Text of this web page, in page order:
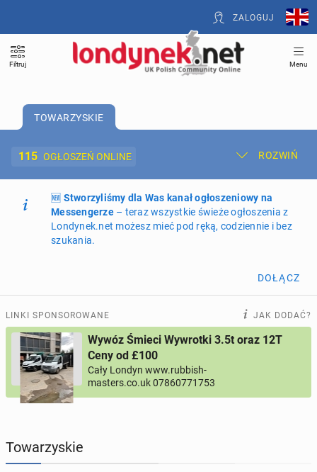
ZALOGUJ
Filtruj Menu
TOWARZYSKIE
115 OGŁOSZEŃ ONLINE ROZWIŃ
Dodaj ogłoszenie Moje ogłoszenia
Oferta i cennik ogłoszeń
ogłoszeń online
PROFILE KANDYDATÓW 296profili online
USŁUGI 167
KUPIĘ & SPRZEDAM
🆕 Stworzyliśmy dla Was kanał ogłoszeniowy na
Messengerze– teraz wszystkie świeże ogłoszenia z
Londynek.net możesz mieć pod ręką, codziennie i bez
szukania.
DOŁĄCZ
LINKI SPONSOROWANE JAK DODAĆ?
Wywóz Śmieci Wywrotki 3.5t oraz 12T
Ceny od £100
Cały Londyn www.rubbish-
masters.co.uk 07860771753
Towarzyskie